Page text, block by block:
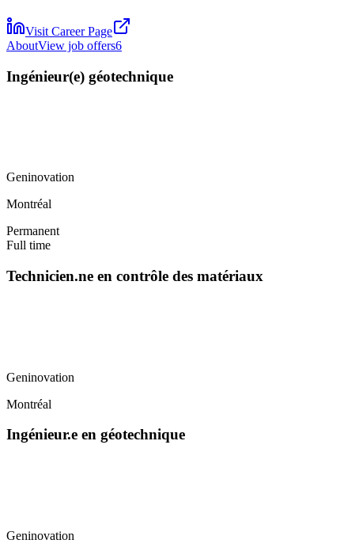
Visit Career Page
AboutView job offers6
Ingénieur(e) géotechnique
Geninovation
Montréal
Permanent
Full time
Technicien.ne en contrôle des matériaux
Geninovation
Montréal
Ingénieur.e en géotechnique
Geninovation